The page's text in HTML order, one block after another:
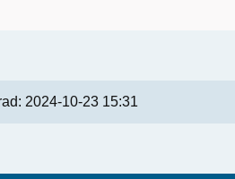
2024-10-23 15:31